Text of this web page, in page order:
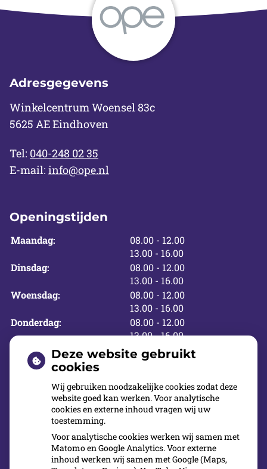
Adresgegevens
Winkelcentrum Woensel 83c
5625 AE Eindhoven
Tel: 040-248 02 35
E-mail: info@ope.nl
Openingstijden
Maandag: 08.00 tot
- 12.00
13.00 tot
- 16.00
Dinsdag:
08.00 tot
- 12.00
13.00 tot
- 16.00
Woensdag:
08.00 tot
- 12.00
13.00 tot
- 16.00
Donderdag:
08.00 tot
- 12.00
13.00tot
- 16.00
Vrijdag:
08.00tot
- 12.00
13.00tot- 16.00
Buiten openingstijden
U kunt in de weekenden en vakanties met
pijnklachten terecht bij de Tandartsenpost op de
Aalsterweg 108, in Eindhoven. Tel. nr.:0900-1515
Deze website gebruikt
cookies
Wij gebruiken noodzakelijke cookies zodat deze
website goed kan werken. Voor analytische
cookies en externe inhoud vragen wij uw
toestemming.
Voor analytische cookies werken wij samen met
Matomo en Google Analytics. Voor externe
inhoud werken wij samen met Google (Maps,